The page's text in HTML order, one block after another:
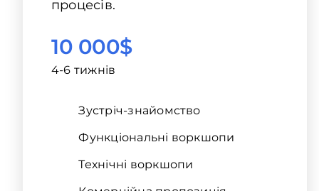
процесів.
10 000$
4-6 тижнів
Зустріч-знайомство
Функціональні воркшопи
Технічні воркшопи